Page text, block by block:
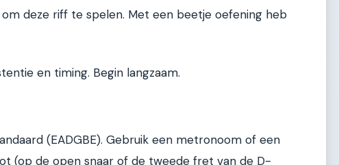
deze riff te spelen. Met een beetje oefening heb
en timing. Begin langzaam.
(EADGBE). Gebruik een metronoom of een
(op de open snaar of de tweede fret van de D-